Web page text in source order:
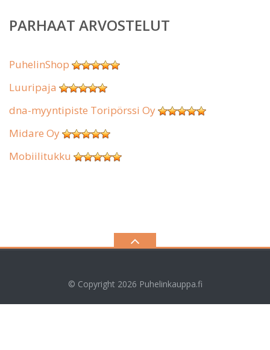
PARHAAT ARVOSTELUT
PuhelinShop
Luuripaja
dna-myyntipiste Toripörssi Oy
Midare Oy
Mobiilitukku
© Copyright 2026 Puhelinkauppa.fi